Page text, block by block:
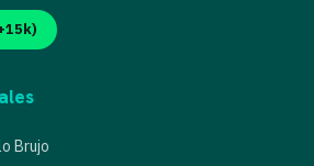
Brujo